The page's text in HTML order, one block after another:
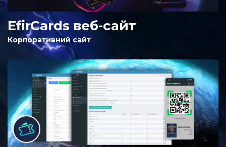
EfirCards веб-сайт
Корпоративний сайт